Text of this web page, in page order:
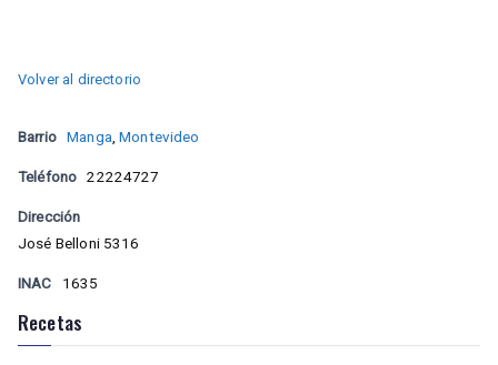
Volver al directorio
Barrio Manga,Montevideo
Teléfono 22224727
Dirección
José Belloni 5316
INAC 1635
Recetas